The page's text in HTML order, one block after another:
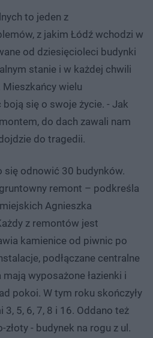
to jeden z
z jakim Łódź wchodzi w
od dziesięcioleci budynki
stanie i w każdej chwili
wielu
się o swoje życie. - Jak
do dach zawali nam
do tragedii.
się odnowić 30 budynków.
remont – podkreśla
Agnieszka
z remontów jest
kamienice od piwnic po
podłączane centralne
wyposażone łazienki i
pokoi. W tym roku skończyły
5, 6, 7, 8 i 16. Oddano też
- budynek na rogu z ul.